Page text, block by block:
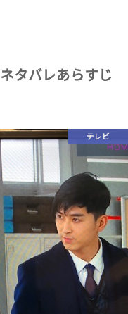
タバレあらすじ
テレビ